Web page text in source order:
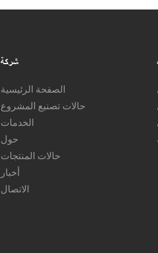
شركة
الصفحة الرئيسية
حالات تصنيع المشروع
الخدمات
حول
حالات المنتجات
أخبار
الاتصال